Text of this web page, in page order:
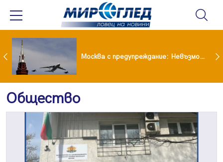
Вече не рушим само Земята: 4-тонен фрагмент на SpaceX удари луната Москва с предупреждание: Невъзможно е да бъде победена ядрена сила като Русия
Общество